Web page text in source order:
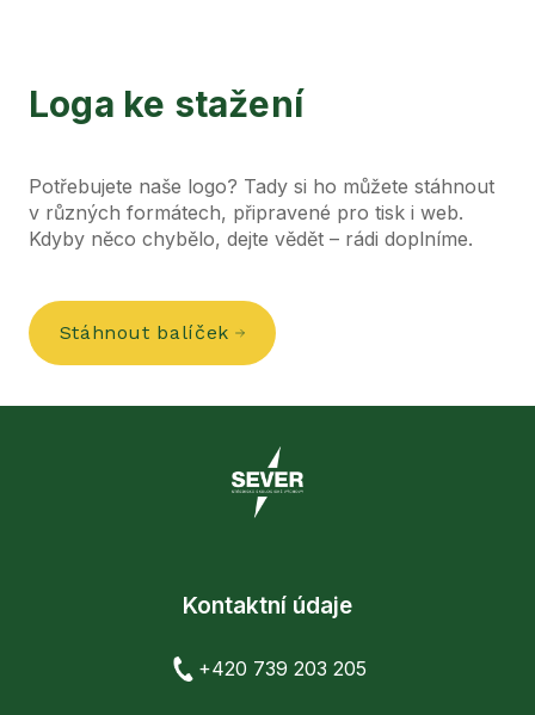
Loga ke stažení
Potřebujete naše logo? Tady si ho můžete stáhnout
v různých formátech, připravené pro tisk i web.
Kdyby něco chybělo, dejte vědět – rádi doplníme.
Stáhnout balíček
Kontaktní údaje
+420 739 203 205